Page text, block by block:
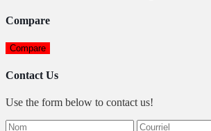
Compare
Compare
Contact Us
Use the form below to contact us!